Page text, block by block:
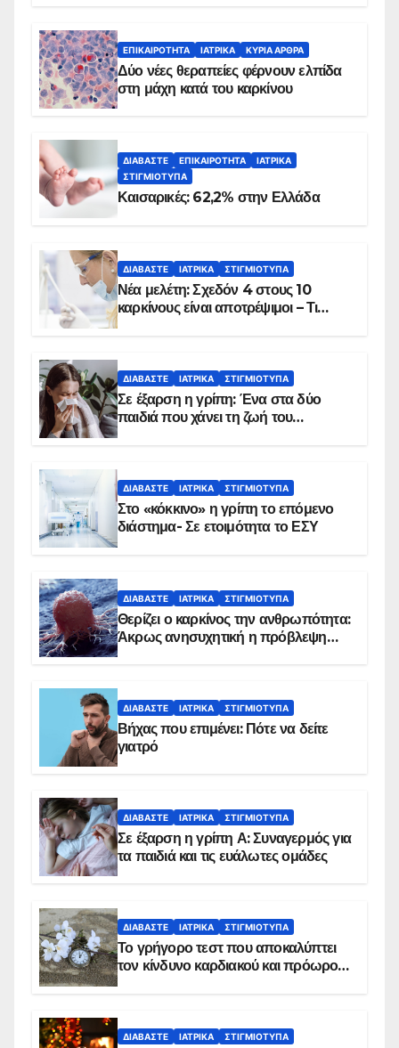
ΕΠΙΚΑΙΡΌΤΗΤΑ ΙΑΤΡΙΚΆ ΚΥΡΙΑ ΑΡΘΡΑ
Δύο νέες θεραπείες φέρνουν ελπίδα
στη μάχη κατά του καρκίνου
ΔΙΑΒΆΣΤΕ ΕΠΙΚΑΙΡΌΤΗΤΑ
ΙΑΤΡΙΚΆ
ΣΤΙΓΜΙΌΤΥΠΑ
Καισαρικές: 62,2% στην Ελλάδα
ΔΙΑΒΆΣΤΕ ΙΑΤΡΙΚΆ ΣΤΙΓΜΙΌΤΥΠΑ
Νέα μελέτη: Σχεδόν 4 στους 10
καρκίνους είναι αποτρέψιμοι – Τι
ΔΙΑΒΆΣΤΕ ΙΑΤΡΙΚΆ ΣΤΙΓΜΙΌΤΥΠΑ
Σε έξαρση η γρίπη: Ένα στα δύο
παιδιά που χάνει τη ζωή του
ΔΙΑΒΆΣΤΕ ΙΑΤΡΙΚΆ ΣΤΙΓΜΙΌΤΥΠΑ
Στο «κόκκινο» η γρίπη το επόμενο
διάστημα- Σε ετοιμότητα το ΕΣΥ
ΔΙΑΒΆΣΤΕ ΙΑΤΡΙΚΆ ΣΤΙΓΜΙΌΤΥΠΑ
Θερίζει ο καρκίνος την ανθρωπότητα:
Άκρως ανησυχητική η πρόβλεψη…
ΔΙΑΒΆΣΤΕ ΙΑΤΡΙΚΆ ΣΤΙΓΜΙΌΤΥΠΑ
Βήχας που επιμένει: Πότε να δείτε
γιατρό
ΔΙΑΒΆΣΤΕ ΙΑΤΡΙΚΆ ΣΤΙΓΜΙΌΤΥΠΑ
Σε έξαρση η γρίπη Α: Συναγερμός για
τα παιδιά και τις ευάλωτες ομάδες
ΔΙΑΒΆΣΤΕ ΙΑΤΡΙΚΆ ΣΤΙΓΜΙΌΤΥΠΑ
Το γρήγορο τεστ που αποκαλύπτει
τον κίνδυνο καρδιακού και πρόωρου
ΔΙΑΒΆΣΤΕ ΙΑΤΡΙΚΆ ΣΤΙΓΜΙΌΤΥΠΑ